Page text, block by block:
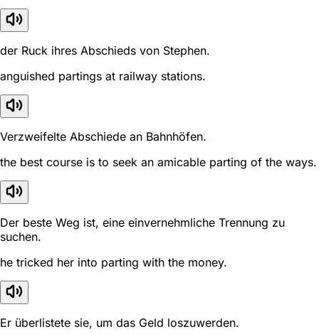
der Ruck ihres Abschieds von Stephen.
anguished partings at railway stations.
Verzweifelte Abschiede an Bahnhöfen.
the best course is to seek an amicable parting of the ways.
Der beste Weg ist, eine einvernehmliche Trennung zu
suchen.
he tricked her into parting with the money.
Er überlistete sie, um das Geld loszuwerden.